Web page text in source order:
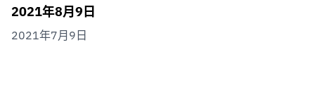
2021年8月9日
2021年7月9日